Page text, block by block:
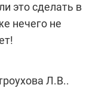
это сделать в
нечего не
Л.В..